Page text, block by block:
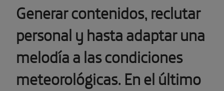
Generar contenidos, reclutar
personal y hasta adaptar una
melodía a las condiciones
meteorológicas. En el último